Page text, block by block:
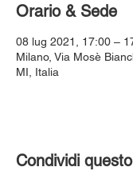
Orario & Sede
08 lug 2021, 17:00 –
Milano, Via Mosè
MI, Italia
Condividi